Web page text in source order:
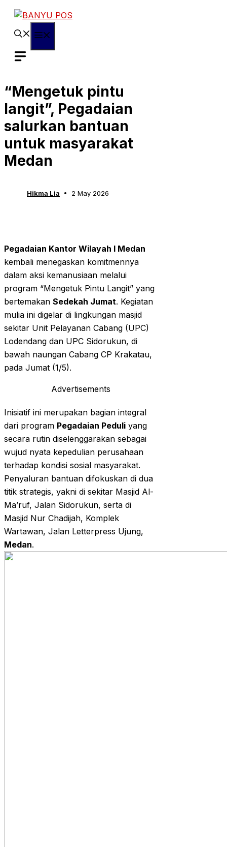
Skip
content
“Mengetuk pintu
langit”, Pegadaian
salurkan bantuan
untuk masyarakat
Medan
Hikma Lia 2 May 2026
Pegadaian Kantor Wilayah I Medan
kembali menegaskan komitmennya
dalam aksi kemanusiaan melalui
program “Mengetuk Pintu Langit” yang
bertemakan Sedekah Jumat. Kegiatan
mulia ini digelar di lingkungan masjid
sekitar Unit Pelayanan Cabang (UPC)
Lodendang dan UPC Sidorukun, di
bawah naungan Cabang CP Krakatau,
pada Jumat (1/5).
Advertisements
Inisiatif ini merupakan bagian integral
dari program Pegadaian Peduli yang
secara rutin diselenggarakan sebagai
wujud nyata kepedulian perusahaan
terhadap kondisi sosial masyarakat.
Penyaluran bantuan difokuskan di dua
titik strategis, yakni di sekitar Masjid Al-
Ma’ruf, Jalan Sidorukun, serta di
Masjid Nur Chadijah, Komplek
Wartawan, Jalan Letterpress Ujung,
Medan.